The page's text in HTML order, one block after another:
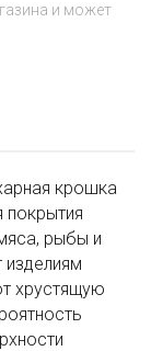
и может
крошка
покрытия
рыбы и
хрустящую